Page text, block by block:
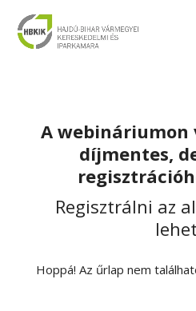
A webináriumon
díjmentes,
Regisztrálni az
Hoppá! Az űrlap nem